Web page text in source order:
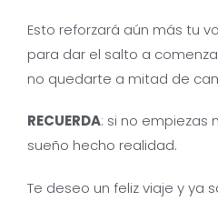
Esto reforzará aún más tu
para dar el salto a
no quedarte a mitad de
RECUERDA: si no empiezas
sueño hecho realidad.
Te deseo un feliz viaje y ya